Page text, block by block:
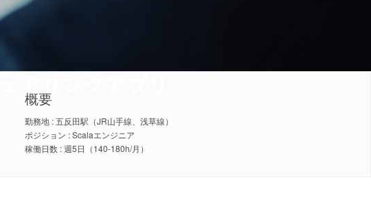
概要
勤務地 : 五反田駅（JR山手線、浅草線）
ポジション : Scalaエンジニア
稼働日数 : 週5日（140-180h/月）